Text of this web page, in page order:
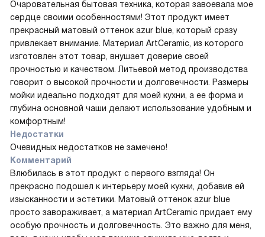
Очаровательная бытовая техника, которая завоевала мое
сердце своими особенностями! Этот продукт имеет
прекрасный матовый оттенок azur blue, который сразу
привлекает внимание. Материал ArtCeramic, из которого
изготовлен этот товар, внушает доверие своей
прочностью и качеством. Литьевой метод производства
говорит о высокой прочности и долговечности. Размеры
мойки идеально подходят для моей кухни, а ее форма и
глубина основной чаши делают использование удобным и
комфортным!
Недостатки
Очевидных недостатков не замечено!
Комментарий
Влюбилась в этот продукт с первого взгляда! Он
прекрасно подошел к интерьеру моей кухни, добавив ей
изысканности и эстетики. Матовый оттенок azur blue
просто завораживает, а материал ArtCeramic придает ему
особую прочность и долговечность. Это важно для меня,